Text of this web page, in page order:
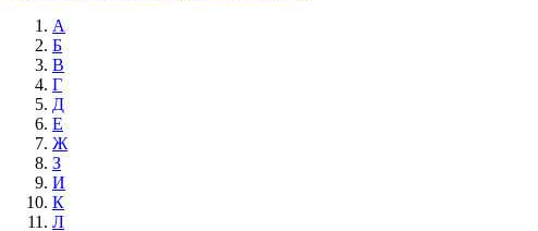
А
Б
В
Г
Д
Е
Ж
З
И
К
Л